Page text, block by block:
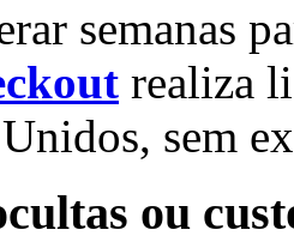
semanas
realiza
sem
ou